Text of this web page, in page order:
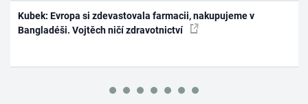
Kubek: Evropa si zdevastovala farmacii, nakupujeme v
Bangladéši. Vojtěch ničí zdravotnictví